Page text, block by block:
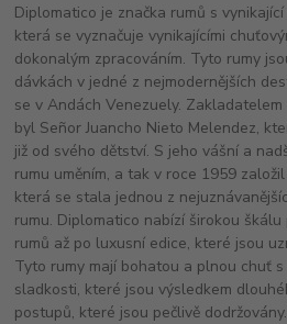
Diplomatico je značka rumů s
která se vyznačuje vynikajícími
dokonalým zpracováním. Tyto rumy
dávkách v jedné z nejmodernějších
se v Andách Venezuely.
byl Señor Juancho Nieto Melendez,
již od svého dětství. S jeho vášní a
rumu uměním, a tak v roce 1959
která se stala jednou z
rumu. Diplomatico nabízí širokou
rumů až po luxusní edice, které jsou
Tyto rumy mají bohatou a plnou chuť
sladkosti, které jsou výsledkem
postupů, které jsou pečlivě dodržovány.